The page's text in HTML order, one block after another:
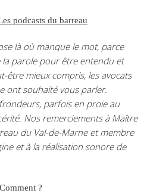
podcasts du barreau
là où manque le mot, parce
la parole pour être entendu et
être mieux compris, les avocats
ont souhaité vous parler.
parfois en proie au
Nos remerciements à Maître
du Val-de-Marne et membre
et à la réalisation sonore de
?